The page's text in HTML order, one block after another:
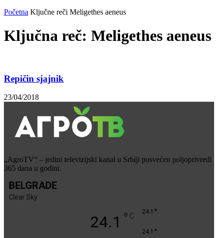
Početna Ključne reči Meligethes aeneus
Ključna reč: Meligethes aeneus
Repičin sjajnik
23/04/2018
„AgroTV“ – jedini televizijski kanal u Srbiji posvećen poljoprivredi
365 dana u godini.
BELGRADE
Clear Sky
24.1 ° C 24.1 °
24.1 °